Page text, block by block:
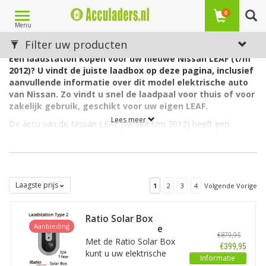
Toggle
navigation
Menu
0
Laadstations voor de Nissan LEAF (t/m 2012)
Een laadstation kopen voor uw nieuwe Nissan LEAF (t/m
2012)? U vindt de juiste laadbox op deze pagina, inclusief
aanvullende informatie over dit model elektrische auto
van Nissan. Zo vindt u snel de laadpaal voor thuis of voor
zakelijk gebruik, geschikt voor uw eigen LEAF.
De accu van de Nissan LEAF (variant t/m 2012) heeft een
t/m 2012)?
Deze Nissan heeft aan autozijde een aansluiting Type 1 en kan
Type 1, 1 fase, 16A geschikt.
Op zoek naar een laadpaal voor een andere Nissan? Zie
dan ons overzicht met alle laadstations voor Nissan
. Op zoek
naar een laadstation voor een ander merk dan Nissan? Maak
Lees meer
Filter uw producten
Laagste prijs 1 2 3 4 Volgende Vorige
Aanbieding
Ratio Solar Box
Outlet 32A 1 fase
Met de Ratio Solar Box
kunt u uw elektrische
€879,95
€399,95
Informatie